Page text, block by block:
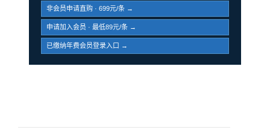
非会员申请直购 · 699元/条 →
申请加入会员 · 最低89元/条 →
已缴纳年费会员登录入口 →